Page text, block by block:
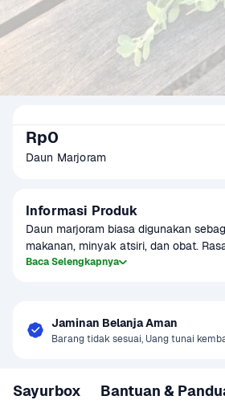
Rp0
Daun Marjoram
Informasi Produk
Daun marjoram biasa digunakan
makanan, minyak atsiri, dan obat.
pedas mirip dengan rasa daun mint.
Baca Selengkapnya
Jaminan Belanja Aman
Barang tidak sesuai, Uang tunai
Sayurbox Bantuan &